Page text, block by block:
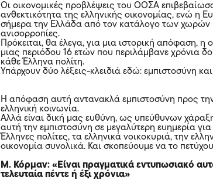
Οι οικονομικές προβλέψεις του ΟΟΣΑ
ανθεκτικότητα της ελληνικής οικονομίας, ενώ η
σήμερα την Ελλάδα από τον κατάλογο των χωρών
ανισορροπίες.
Πρόκειται, θα έλεγα, για μια ιστορική απόφαση, η
μιας περιόδου 16 ετών που περιλάμβανε χρόνια
κάθε Έλληνα πολίτη.
Υπάρχουν δύο λέξεις-κλειδιά εδώ: εμπιστοσύνη
Η απόφαση αυτή αντανακλά εμπιστοσύνη προς την
ελληνική κοινωνία.
Αλλά είναι δική μας ευθύνη, ως υπεύθυνων
αυτή την εμπιστοσύνη σε μεγαλύτερη ευημερία για
Έλληνες πολίτες, τα ελληνικά νοικοκυριά, την
οικονομία συνολικά. Και σκοπεύουμε να το
Μ. Κόρμαν: «Είναι πραγματικά εντυπωσιακό
τελευταία πέντε ή έξι χρόνια»